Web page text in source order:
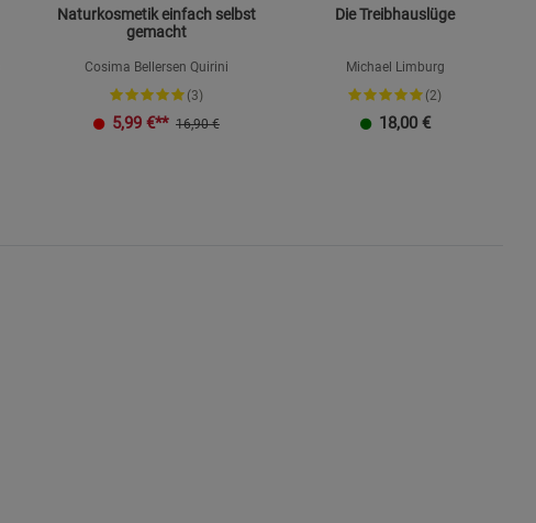
Naturkosmetik einfach selbst
gemacht
Cosima Bellersen Quirini
(3)
5,99 €** 16,90 €
Die Treibhauslüge
Michael Limburg
(2)
18,00 €